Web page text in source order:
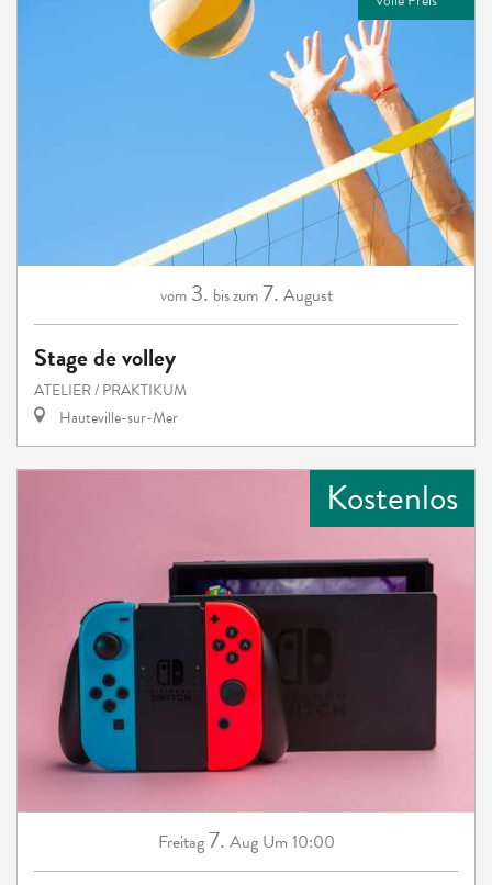
vom 3. bis zum 7. August
Stage de volley
ATELIER / PRAKTIKUM
Hauteville-sur-Mer
Kostenlos
Freitag7. Aug Um 10:00